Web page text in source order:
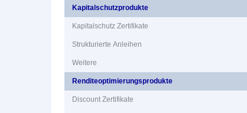
Kapitalschutzprodukte
Kapitalschutz Zertifikate
Strukturierte Anleihen
Weitere
Renditeoptimierungsprodukte
Discount Zertifikate